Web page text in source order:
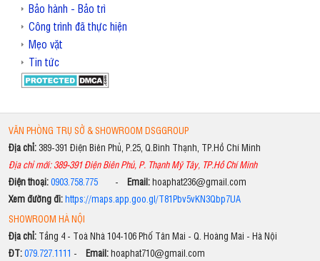
Bảo hành - Bảo trì
Công trình đã thực hiện
Mẹo vặt
Tin tức
VĂN PHÒNG TRỤ SỞ & SHOWROOM DSGGROUP
Địa chỉ: 389-391 Điện Biên Phủ, P.25, Q.Bình Thạnh, TP.Hồ Chí Minh
Địa chỉ mới: 389-391 Điện Biên Phủ, P. Thạnh Mỹ Tây, TP.Hồ Chí Minh
Điện thoại:0903.758.775- Email:hoaphat236@gmail.com
Xem đường đi:https://maps.app.goo.gl/T81Pbv5vKN3Qbp7UA
SHOWROOM HÀ NỘI
Địa chỉ:Tầng 4 - Toà Nhà 104-106 Phố Tân Mai - Q. Hoàng Mai - Hà Nội
ĐT:079.727.1111 - Email:hoaphat710@gmail.com